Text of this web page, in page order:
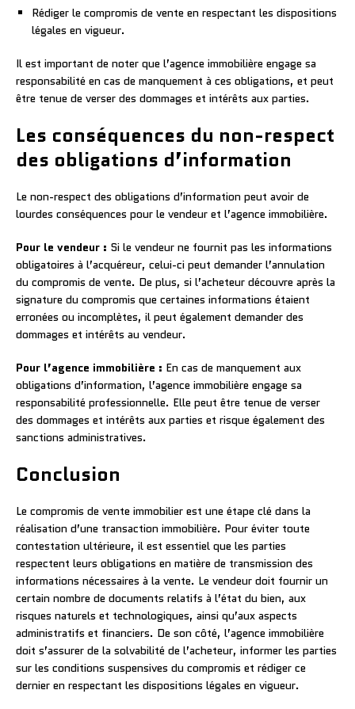
Rédiger le compromis de vente en respectant les dispositions
légales en vigueur.
Il est important de noter que l’agence immobilière engage sa
responsabilité en cas de manquement à ces obligations, et peut
être tenue de verser des dommages et intérêts aux parties.
Les conséquences du non-respect
des obligations d’information
Le non-respect des obligations d’information peut avoir de
lourdes conséquences pour le vendeur et l’agence immobilière.
Pour le vendeur : Si le vendeur ne fournit pas les informations
obligatoires à l’acquéreur, celui-ci peut demander l’annulation
du compromis de vente. De plus, si l’acheteur découvre après la
signature du compromis que certaines informations étaient
erronées ou incomplètes, il peut également demander des
dommages et intérêts au vendeur.
Pour l’agence immobilière : En cas de manquement aux
obligations d’information, l’agence immobilière engage sa
responsabilité professionnelle. Elle peut être tenue de verser
des dommages et intérêts aux parties et risque également des
sanctions administratives.
Conclusion
Le compromis de vente immobilier est une étape clé dans la
réalisation d’une transaction immobilière. Pour éviter toute
contestation ultérieure, il est essentiel que les parties
respectent leurs obligations en matière de transmission des
informations nécessaires à la vente. Le vendeur doit fournir un
certain nombre de documents relatifs à l’état du bien, aux
risques naturels et technologiques, ainsi qu’aux aspects
administratifs et financiers. De son côté, l’agence immobilière
doit s’assurer de la solvabilité de l’acheteur, informer les parties
sur les conditions suspensives du compromis et rédiger ce
dernier en respectant les dispositions légales en vigueur.